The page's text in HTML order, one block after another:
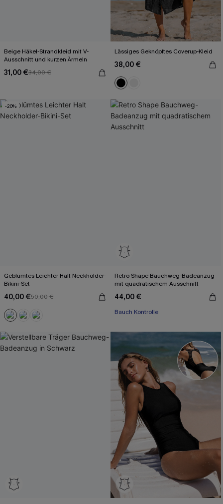
Beige Häkel-Strandkleid mit V-
Ausschnitt und kurzen Ärmeln
31,00 €34,00 €
Lässiges Geknöpftes Coverup-Kleid
38,00 €
-20%
Geblümtes Leichter Halt Neckholder-
Bikini-Set
40,00 €50,00 €
Retro Shape Bauchweg-Badeanzug
mit quadratischem Ausschnitt
44,00 €
Mit Gratis-Maßband
Bauch Kontrolle